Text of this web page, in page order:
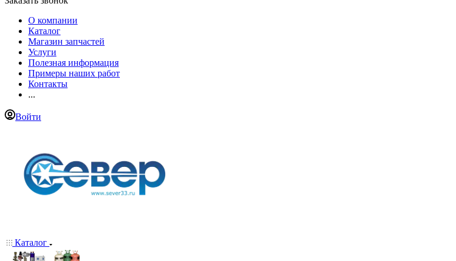
О компании
Каталог
Магазин запчастей
Услуги
Полезная информация
Примеры наших работ
Контакты
...
Войти
Каталог